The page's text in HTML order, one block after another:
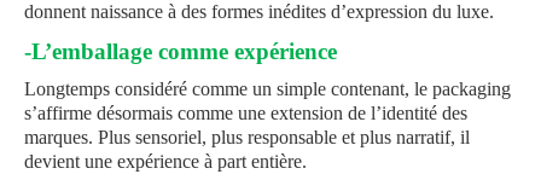
donnent naissance à des formes inédites d’expression du luxe.
-L’emballage comme expérience
Longtemps considéré comme un simple contenant, le packaging
s’affirme désormais comme une extension de l’identité des
marques. Plus sensoriel, plus responsable et plus narratif, il
devient une expérience à part entière.